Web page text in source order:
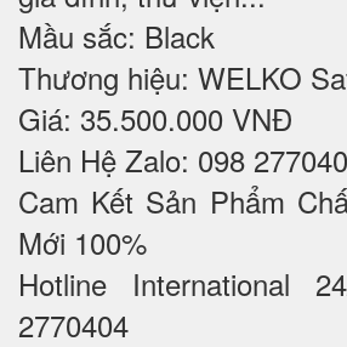
Mầu sắc: Black
Thương hiệu: WELKO
Giá: 35.500.000 VNĐ
Liên Hệ Zalo: 098
Cam Kết Sản Phẩm
Mới 100%
Hotline International
2770404